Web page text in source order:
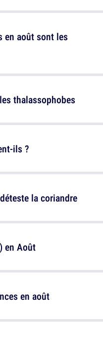
thalassophobes
la coriandre
en août
en août sont les
ils ?
en Août